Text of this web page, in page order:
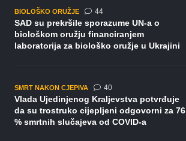
BIOLOŠKO ORUŽJE 44komentara
SAD su prekršile sporazume UN-a o
biološkom oružju financiranjem
laboratorija za biološko oružje u Ukrajini
SMRT NAKON CJEPIVA 40komentara
Vlada Ujedinjenog Kraljevstva potvrđuje
da su trostruko cijepljeni odgovorni za 76
% smrtnih slučajeva od COVID-a